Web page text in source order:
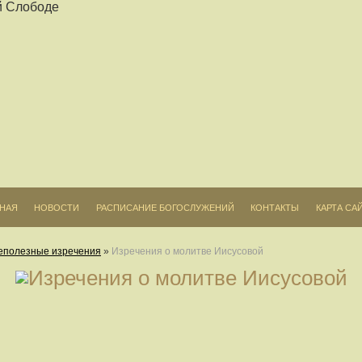
НОВОСТИ РАСПИСАНИЕ БОГОСЛУЖЕНИЙ КОНТАКТЫ КАРТА
изречения » Изречения о молитве Иисусовой